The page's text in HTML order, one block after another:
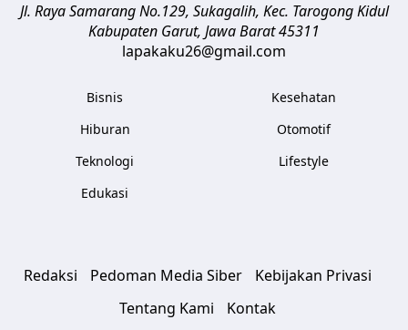
Jl. Raya Samarang No.129, Sukagalih, Kec. Tarogong Kidul
Kabupaten Garut, Jawa Barat45311
lapakaku26@gmail.com
Bisnis
Hiburan
Teknologi
Edukasi
Kesehatan
Otomotif
Lifestyle
Redaksi Pedoman Media Siber
Kebijakan Privasi
Tentang Kami
Kontak